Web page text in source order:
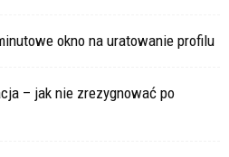
okno na uratowanie profilu
– jak nie zrezygnować po